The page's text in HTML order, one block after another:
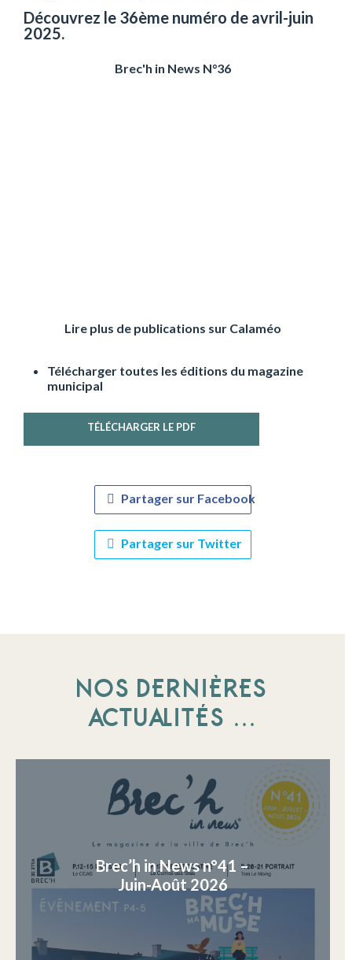
Découvrez le 36ème numéro de avril-juin
2025.
Brec'h in News N°36
Lire plus de publications sur Calaméo
Télécharger toutes les éditions du magazine
municipal
TÉLÉCHARGER LE PDF
Partager sur Facebook
Partager sur Twitter
NOS DERNIÈRES
ACTUALITÉS …
Brec’h in News n°41 –
Juin-Août 2026